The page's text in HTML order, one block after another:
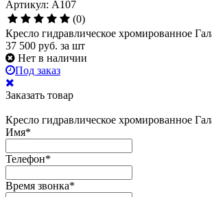
Артикул: A107
(0)
Кресло гидравлическое хромированное
37 500 руб. за шт
Нет в наличии
Под заказ
Заказать товар
Кресло гидравлическое хромированное
Имя*
Телефон*
Время звонка*